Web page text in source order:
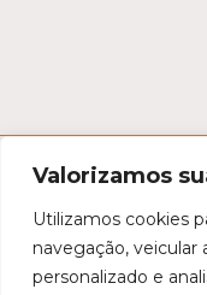
Valorizamos
Utilizamos cookies
navegação,
personalizado e
Este site é protegido